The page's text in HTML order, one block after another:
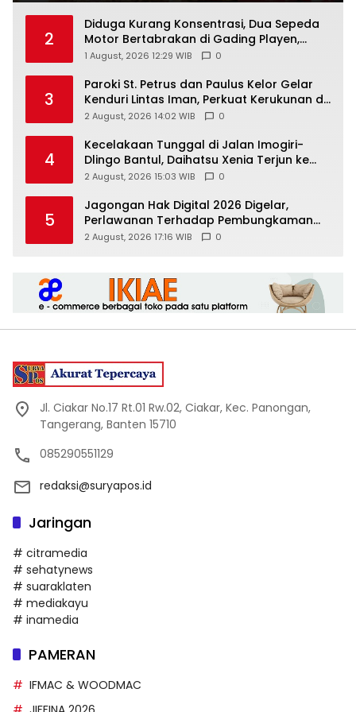
2
Diduga Kurang Konsentrasi, Dua Sepeda
Motor Bertabrakan di Gading Playen,
Mahasiswi Meninggal
1 August, 2026 12:29 WIB 0
3
Paroki St. Petrus dan Paulus Kelor Gelar
Kenduri Lintas Iman, Perkuat Kerukunan di
Gunungkidul
2 August, 2026 14:02 WIB 0
4
Kecelakaan Tunggal di Jalan Imogiri-
Dlingo Bantul, Daihatsu Xenia Terjun ke
Jurang
2 August, 2026 15:03 WIB 0
5
Jagongan Hak Digital 2026 Digelar,
Perlawanan Terhadap Pembungkaman
Media Digital
2 August, 2026 17:16 WIB 0
Jl. Ciakar No.17 Rt.01 Rw.02, Ciakar, Kec. Panongan,
Tangerang, Banten 15710
085290551129
redaksi@suryapos.id
Jaringan
# citramedia
# sehatynews
# suaraklaten
# mediakayu
# inamedia
PAMERAN
IFMAC & WOODMAC